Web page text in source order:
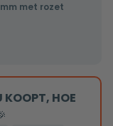
met rozet
KOOPT, HOE